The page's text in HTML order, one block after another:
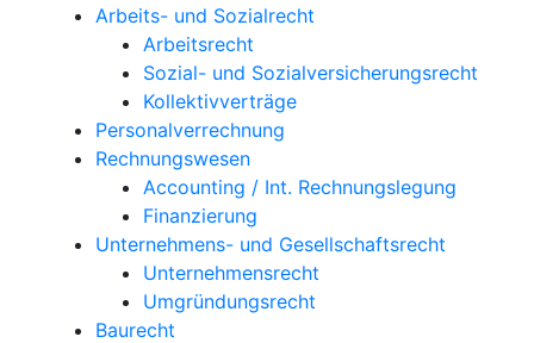
Arbeits- und Sozialrecht
Arbeitsrecht
Sozial- und Sozialversicherungsrecht
Kollektivverträge
Personalverrechnung
Rechnungswesen
Accounting / Int. Rechnungslegung
Finanzierung
Unternehmens- und Gesellschaftsrecht
Unternehmensrecht
Umgründungsrecht
Baurecht